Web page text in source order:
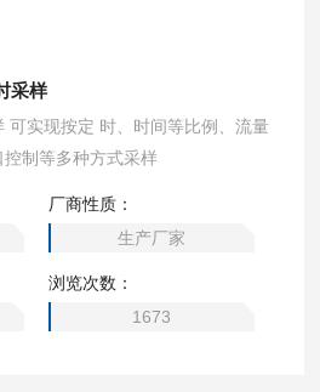
采样
可实现按定 时、时间等比例、流量
制等多种方式采样
厂商性质：
生产厂家
浏览次数：
1673